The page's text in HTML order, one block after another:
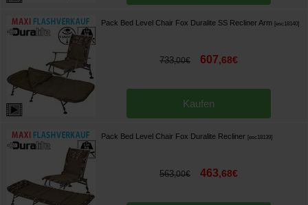
Pack Bed Level Chair Fox Duralite SS Recliner Arm [esc18140]
733,00€ 607,68€
Kaufen
Pack Bed Level Chair Fox Duralite Recliner [esc18139]
563,00€ 463,68€